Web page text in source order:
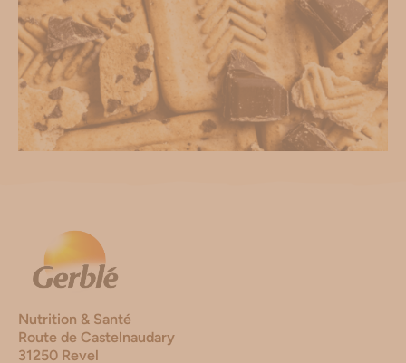
Nutrition & Santé
Route de Castelnaudary
31250 Revel